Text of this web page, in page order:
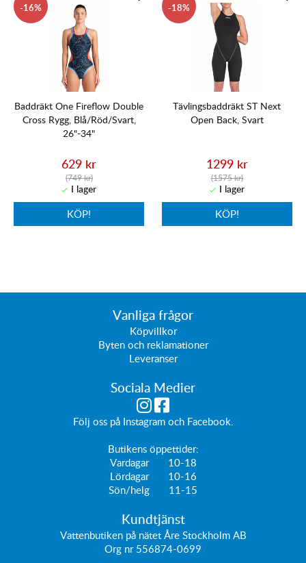
16
Baddräkt One Fireflow Double
Cross Rygg, Blå/Röd/Svart,
26"-34"
629 kr
(749 kr)
KÖP!
18
Tävlingsbaddräkt ST Next
Open Back, Svart
1299 kr
(1575 kr)
KÖP!
Vanliga frågor
Köpvillkor
Byten och reklamationer
Leveranser
Sociala Medier
Följ oss på Instagramoch Facebook
Butikens öppettider:
Vardagar 10-18
Lördagar 10-16
Sön/helg 11-15
Kundtjänst
Vattenbutiken på nätet Åre Stockholm AB
Org nr 556874-0699